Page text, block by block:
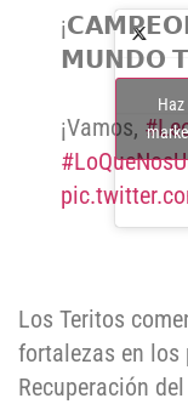
𝗠𝗨𝗡𝗗𝗢
¡Vamos,
Los Teritos
fortalezas en los
Recuperación